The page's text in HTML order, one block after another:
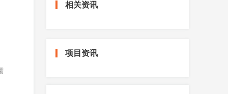
相关资讯
项目资讯